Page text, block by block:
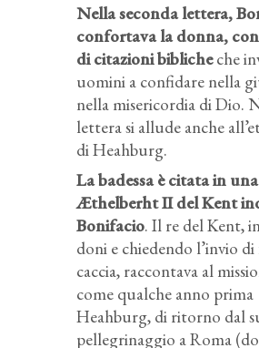
Nella seconda lettera,
confortava la donna,
di citazioni biblicheche
uomini a confidare nella
nella misericordia di Dio.
lettera si allude anche
di Heahburg.
La badessa è citata in
Æthelberht II del Kent
Bonifacio. Il re del Kent,
doni e chiedendo l’invio
caccia, raccontava al
come qualche anno prima
Heahburg, di ritorno dal
pellegrinaggio a Roma